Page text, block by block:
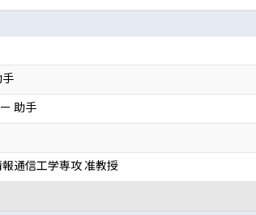
助手
通信工学専攻 准教授